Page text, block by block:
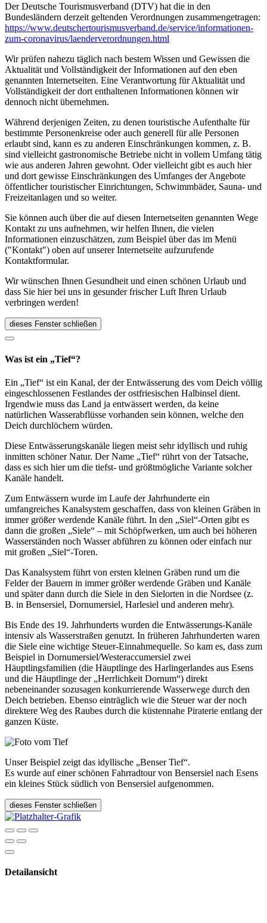
Der Deutsche Tourismusverband (DTV) hat die in den
Bundesländern derzeit geltenden Verordnungen zusammengetragen:
https://www.deutscher­tourismusverband.de/­service/­informationen-
zum-coronavirus/­laenderverordnungen.html
Wir prüfen nahezu täglich nach bestem Wissen und Gewissen die
Aktualität und Vollständigkeit der Informationen auf den eben
genannten Internetseiten. Eine Verantwortung für Aktualität und
Vollständigkeit der dort enthaltenen Informationen können wir
dennoch nicht übernehmen.
Während derjenigen Zeiten, zu denen touristische Aufenthalte für
bestimmte Personenkreise oder auch generell für alle Personen
erlaubt sind, kann es zu anderen Einschränkungen kommen, z. B.
sind vielleicht gastronomische Betriebe nicht in vollem Umfang tätig
wie aus anderen Jahren gewohnt. Oder vielleicht gibt es auch hier
und dort gewisse Einschränkungen des Umfanges der Angebote
öffentlicher touristischer Einrichtungen, Schwimmbäder, Sauna- und
Freizeitanlagen und so weiter.
Sie können auch über die auf diesen Internetseiten genannten Wege
Kontakt zu uns aufnehmen, wir helfen Ihnen, die vielen
Informationen einzuschätzen, zum Beispiel über das im Menü
("Kontakt") oben auf unserer Internetseite aufzurufende
Kontaktformular.
Wir wünschen Ihnen Gesundheit und einen schönen Urlaub und
dass Sie hier bei uns in gesunder frischer Luft Ihren Urlaub
verbringen werden!
dieses Fenster schließen
Was ist ein „Tief“?
Ein „Tief“ ist ein Kanal, der der Entwässerung des vom Deich völlig
eingeschlossenen Festlandes der ostfriesischen Halbinsel dient.
Irgendwie muss das Land ja entwässert werden, da keine
natürlichen Wasserabflüsse vorhanden sein können, welche den
Deich durchlöchern würden.
Diese Entwässerungskanäle liegen meist sehr idyllisch und ruhig
inmitten schöner Natur. Der Name „Tief“ rührt von der Tatsache,
dass es sich hier um die tiefst- und größtmögliche Variante solcher
Kanäle handelt.
Zum Entwässern wurde im Laufe der Jahrhunderte ein
umfangreiches Kanalsystem geschaffen, dass von kleinen Gräben in
immer größer werdende Kanäle führt. In den „Siel“-Orten gibt es
dann die großen „Siele“ – mit Schöpfwerken, um auch bei höheren
Wasserständen noch Wasser abführen zu können oder einfach nur
mit großen „Siel“-Toren.
Das Kanalsystem führt von ersten kleinen Gräben rund um die
Felder der Bauern in immer größer werdende Gräben und Kanäle
und später dann durch die Siele in den Sielorten in die Nordsee (z.
B. in Bensersiel, Dornumersiel, Harlesiel und anderen mehr).
Bis Ende des 19. Jahrhunderts wurden die Entwässerungs-Kanäle
intensiv als Wasserstraßen genutzt. In früheren Jahrhunderten waren
die Siele eine wichtige Steuer-Einnahmequelle. So kam es, dass zum
Beispiel in Dornumersiel/Westeraccumersiel zwei
Häuptlingsfamilien (die Häuptlinge des Harlingerlandes aus Esens
und die Häuptlinge der „Herrlichkeit Dornum“) direkt
nebeneinander sozusagen konkurrierende Wasserwege durch den
Deich betrieben. Ebenso einträglich wie die Steuer war der noch
direktere Weg des Raubes durch die küstennahe Piraterie entlang der
ganzen Küste.
Unser Beispiel zeigt das idyllische „Benser Tief“.
Es wurde auf einer schönen Fahrradtour von Bensersiel nach Esens
ein kleines Stück südlich von Bensersiel aufgenommen.
dieses Fenster schließen
Detailansicht